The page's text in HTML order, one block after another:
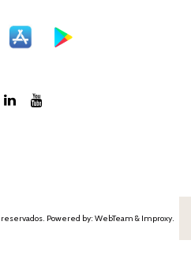
Powered by: WebTeam & Improxy.